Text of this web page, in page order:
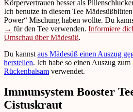
Körpervertrauen besser als
Ich benutze in diesem Tee Mädesüßblüten
Power“ Mischung haben wollte. Du
→ für den Tee verwenden. Informiere
Umschau über Mädesüß.
Du kannstaus Mädesüß einen Auszug
herstellen. Ich habe so einen Auszug
Rückenbalsam verwendet.
Immunsystem Booster
Cistuskraut